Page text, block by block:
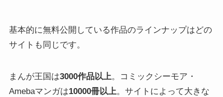
基本的に無料公開している作品のラインナップはどの
サイトも同じです。
まんが王国は3000作品以上。コミックシーモア・
Amebaマンガは10000冊以上。サイトによって大きな